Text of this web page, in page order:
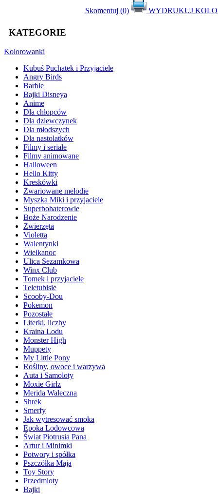
Skomentuj (0) WYDRUKUJ
KATEGORIE
Kolorowanki
Kubuś Puchatek i Przyjaciele
Angry Birds
Barbie
Bajki Disneya
Anime
Dla chłopców
Dla dziewczynek
Dla młodszych
Dla nastolatków
Filmy i seriale
Filmy animowane
Halloween
Hello Kitty
Kreskówki
Zwariowane melodie
Myszka Miki i przyjaciele
Superbohaterowie
Boże Narodzenie
Zwierzęta
Violetta
Walentynki
Wielkanoc
Ulica Sezamkowa
Winx Club
Tomek i przyjaciele
Teletubisie
Scooby-Dou
Pokemon
Pozostałe
Literki, liczby
Kraina Lodu
Monster High
Muppety
My Little Pony
Rośliny, owoce i warzywa
Auta i Samoloty
Moxie Girlz
Merida Waleczna
Shrek
Smerfy
Jak wytresować smoka
Epoka Lodowcowa
Świat Piotrusia Pana
Artur i Minimki
Potwory i spółka
Pszczółka Maja
Toy Story
Przedmioty
Bajki